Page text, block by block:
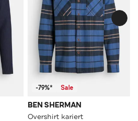
-79%* Sale
BEN SHERMAN
Overshirt kariert